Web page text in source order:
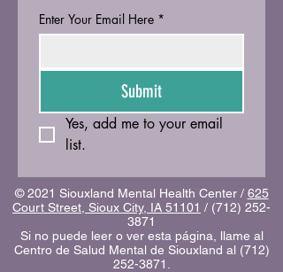
Enter Your Email Here *
Submit
Yes, add me to your email
list.
© 2021 Siouxland Mental Health Center / 625
Court Street, Sioux City, IA 51101 / (712) 252-
3871
Si no puede leer o ver esta página, llame al
Centro de Salud Mental de Siouxland al (712)
252-3871